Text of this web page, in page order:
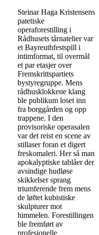
Steinar Haga Kristensens
patetiske
operaforestilling i
Rådhusets tårnatelier var
et Bayreuthfestspill i
intimformat, til overmål
et par etasjer over
Fremskrittspartiets
bystyregruppe. Mens
rådhusklokkene klang
ble publikum loset inn
fra borggården og opp
trappene. I den
provisoriske operasalen
var det reist en scene av
stillaser foran et digert
freskomaleri. Her så man
apokalyptiske tablåer der
avsindige hudløse
skikkelser sprang
triumferende frem mens
de løftet kubistiske
skulpturer mot
himmelen. Forestillingen
ble fremført av
profesjonelle